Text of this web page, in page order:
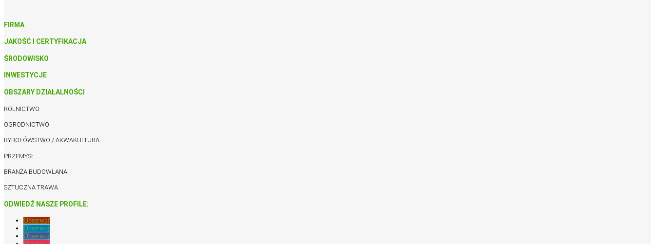
FIRMA
JAKOŚĆ I CERTYFIKACJA
ŚRODOWISKO
INWESTYCJE
OBSZARY DZIAŁALNOŚCI
ROLNICTWO
OGRODNICTWO
RYBOŁÓWSTWO / AKWAKULTURA
PRZEMYSŁ
BRANŻA BUDOWLANA
SZTUCZNA TRAWA
ODWIEDŹ NASZE PROFILE:
Obserwuj
Obserwuj
Obserwuj